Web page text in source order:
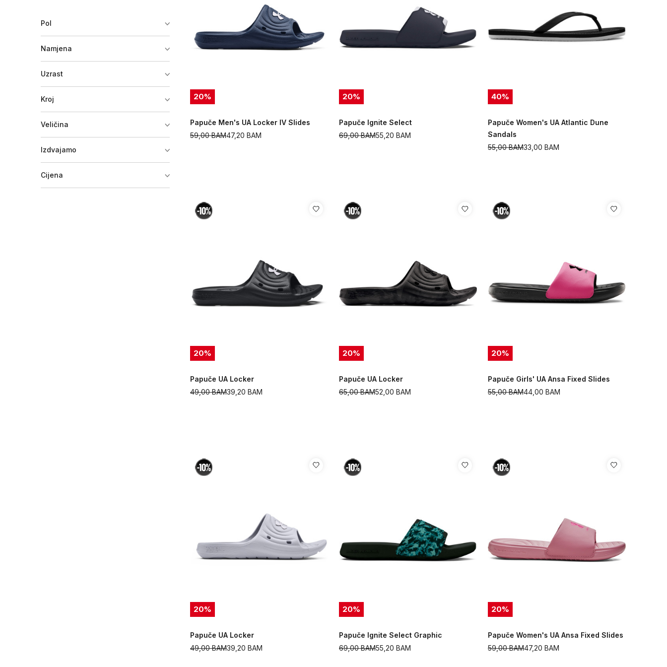
Pol
Namjena
Uzrast
Kroj
Veličina
Izdvajamo
Cijena
20%
Papuče Men's UA Locker IV Slides
47,20 BAM
59,00BAM
20%
Papuče Ignite Select
55,20 BAM
69,00BAM
40%
Papuče Women's UA Atlantic Dune
Sandals
33,00 BAM
55,00BAM
20%
Papuče UA Locker
39,20 BAM
49,00BAM
20%
Papuče UA Locker
52,00 BAM
65,00BAM
20%
Papuče Girls' UA Ansa Fixed Slides
44,00 BAM
55,00BAM
20%
Papuče UA Locker
39,20 BAM
49,00BAM
20%
Papuče Ignite Select Graphic
55,20 BAM
69,00BAM
20%
Papuče Women's UA Ansa Fixed Slides
47,20 BAM
59,00BAM